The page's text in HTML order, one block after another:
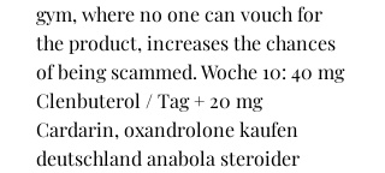
gym, where no one can vouch for
the product, increases the chances
of being scammed. Woche 10: 40 mg
Clenbuterol / Tag + 20 mg
Cardarin, oxandrolone kaufen
deutschland anabola steroider